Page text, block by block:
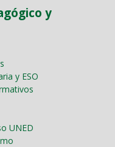
y
y ESO
UNED